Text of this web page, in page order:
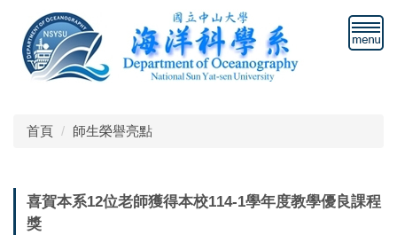
首頁 師生榮譽亮點
喜賀本系12位老師獲得本校114-1學年度教學優良課程
獎